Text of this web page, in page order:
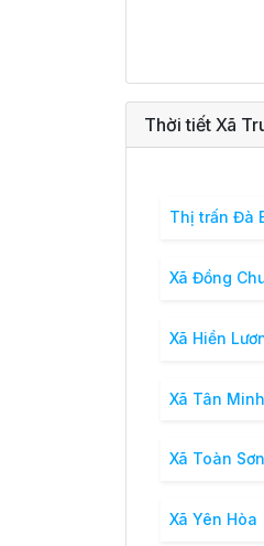
Thời tiết Xã
Thị trấn Đà
Xã Đồng
Xã Hiền
Xã Tân Minh
Xã Toàn Sơn
Xã Yên Hòa